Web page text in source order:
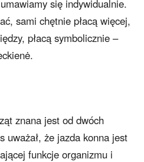
się indywidualnie.
sami chętnie płacą więcej,
płacą symbolicznie –
znana jest od dwóch
uważał, że jazda konna jest
funkcje organizmu i